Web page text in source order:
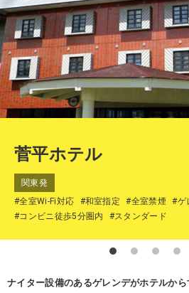
菅平ホテル
関東発
#全室Wi-Fi対応
#和室指定 #全室禁煙
#ゲ
#コンビニ徒歩5分圏内
#スタンダード
ナイター設備のあるゲレンデがホテルか